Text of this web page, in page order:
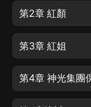
第2章 紅顏
第3章 紅姐
第4章 神光集團